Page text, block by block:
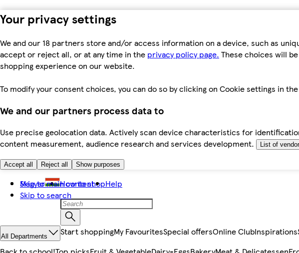
Your privacy settings
We and our 18 partners store and/or access information on a device, such as
accept or reject all, or at any time in the privacy policy page. These choices will
shopping experience on our website.
To modify your consent choices, you can do so by clicking on Cookie settings in
We and our partners process data to
Use precise geolocation data. Actively scan device characteristics for
content measurement, audience research and services development.
List of
Accept all Reject all Show purposes
Skip to main content
Skip to search
Magyar How to shopHelp
All Departments Start shoppingMy FavouritesSpecial offersOnline ClubInspirations